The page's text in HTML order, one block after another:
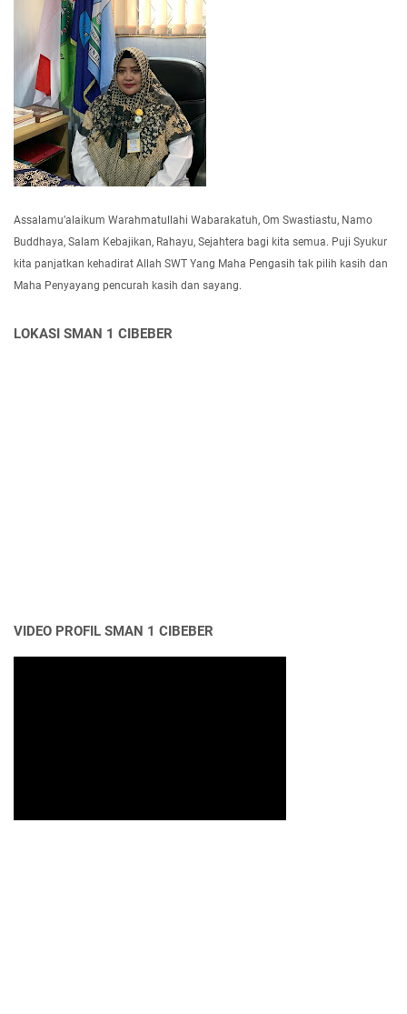
Assalamu’alaikum Warahmatullahi Wabarakatuh, Om Swastiastu, Namo
Buddhaya, Salam Kebajikan, Rahayu, Sejahtera bagi kita semua. Puji Syukur
kita panjatkan kehadirat Allah SWT Yang Maha Pengasih tak pilih kasih dan
Maha Penyayang pencurah kasih dan sayang.
LOKASI SMAN 1 CIBEBER
VIDEO PROFIL SMAN 1 CIBEBER